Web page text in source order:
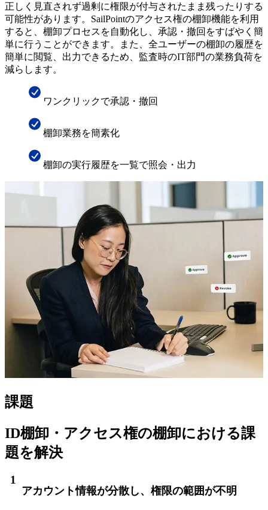
正しく見直されず過剰に権限が付与されたまま残ったりする
可能性があります。SailPointのアクセス権の棚卸機能を利用
すると、棚卸プロセスを自動化し、承認・撤回をすばやく簡
単に行うことができます。また、全ユーザーの棚卸の履歴を
簡単に閲覧、出力できるため、監査時のIT部門の業務負荷を
減らします。
ワンクリックで承認・撤回
棚卸業務を簡素化
棚卸の実行履歴を一覧で照会・出力
課題
ID棚卸・アクセス権の棚卸における課
題を解決
アカウント情報が分散し、権限の範囲が不明